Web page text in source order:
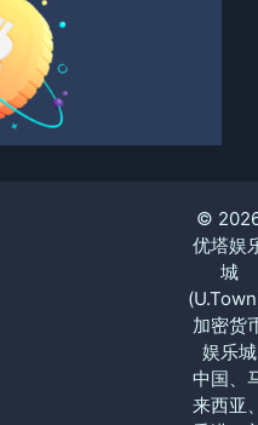
©
优塔娱
城
加密货
娱乐城
中国、
来西亚